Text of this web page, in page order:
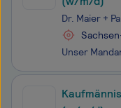
Dr. Maier +